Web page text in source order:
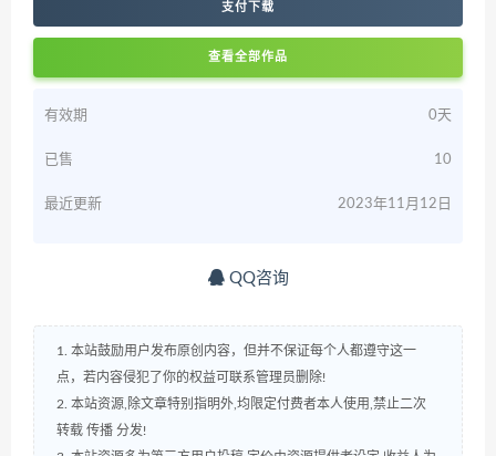
支付下载
查看全部作品
有效期 0天
已售 10
最近更新 2023年11月12日
QQ咨询
1. 本站鼓励用户发布原创内容，但并不保证每个人都遵守这一
点，若内容侵犯了你的权益可联系管理员删除!
2. 本站资源,除文章特别指明外,均限定付费者本人使用,禁止二次
转载 传播 分发!